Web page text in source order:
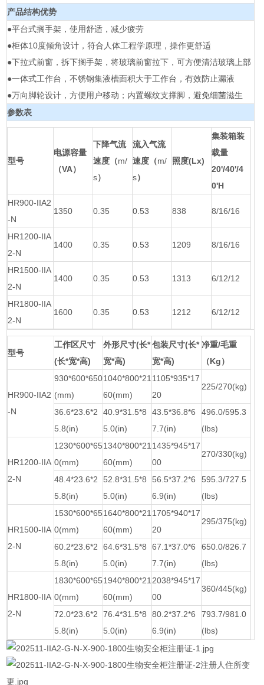
产品结构优势
●平台式搁手架，使用舒适，减少疲劳
●柜体10度倾角设计，符合人体工程学原理，操作更舒适
●下拉式前窗，拆下搁手架，将玻璃前窗拉下，可方便清洁玻璃上部
●一体式工作台，不锈钢集液槽面积大于工作台，有效防止漏液
●万向脚轮设计，方便用户移动；内置螺纹支撑脚，避免细菌滋生
参数表
型号
电源容量
（VA）
下降气流
速度（m/
s）
流入气流
速度（m/
s）
照度(Lx)
集装箱装
载量
20'/40'/4
0'H
HR900-IIA2
-N
1350 0.35 0.53 838 8/16/16
HR1200-IIA
2-N
1400 0.35 0.53 1209 8/16/16
HR1500-IIA
2-N
1400 0.35 0.53 1313 6/12/12
HR1800-IIA
2-N
1600 0.35 0.53 1212 6/12/12
型号
工作区尺寸
(长*宽*高)
外形尺寸(长*
宽*高)
包装尺寸(长*
宽*高)
净重/毛重
（Kg）
HR900-IIA2
-N
930*600*650
(mm)
1040*800*21
60(mm)
1105*935*17
20
225/270(kg)
36.6*23.6*2
5.8(in)
40.9*31.5*8
5.0(in)
43.5*36.8*6
7.7(in)
496.0/595.3
(lbs)
HR1200-IIA
2-N
1230*600*65
0(mm)
1340*800*21
60(mm)
1435*945*17
00
270/330(kg)
48.4*23.6*2
5.8(in)
52.8*31.5*8
5.0(in)
56.5*37.2*6
6.9(in)
595.3/727.5
(lbs)
HR1500-IIA
2-N
1530*600*65
0(mm)
1640*800*21
60(mm)
1705*940*17
20
295/375(kg)
60.2*23.6*2
5.8(in)
64.6*31.5*8
5.0(in)
67.1*37.0*6
7.7(in)
650.0/826.7
(lbs)
HR1800-IIA
2-N
1830*600*65
0(mm)
1940*800*21
60(mm)
2038*945*17
00
360/445(kg)
72.0*23.6*2
5.8(in)
76.4*31.5*8
5.0(in)
80.2*37.2*6
6.9(in)
793.7/981.0
(lbs)